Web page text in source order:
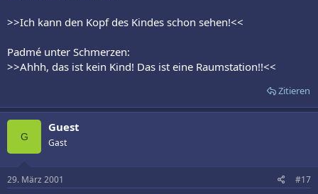
>>Ich kann den Kopf des Kindes schon sehen!<<
Padmé unter Schmerzen:
>>Ahhh, das ist kein Kind! Das ist eine Raumstation!!<<
Zitieren
G
Guest
Gast
29. März 2001 #17